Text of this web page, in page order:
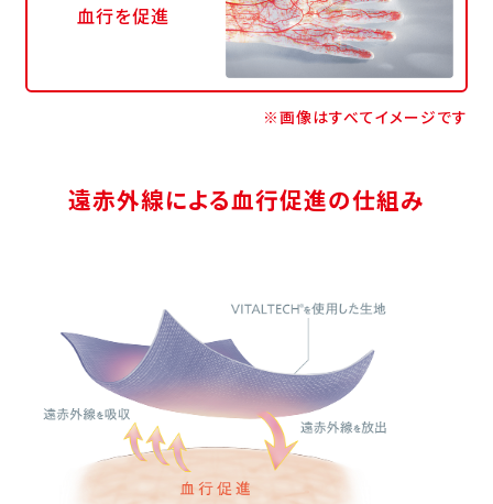
血行を促進
※画像はすべてイメージです
遠赤外線による血行促進の仕組み